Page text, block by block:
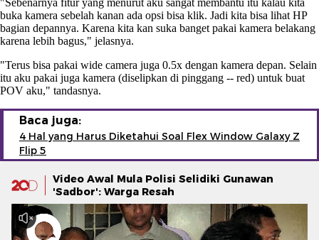
"Sebenarnya fitur yang menurut aku sangat membantu itu kalau kita
buka kamera sebelah kanan ada opsi bisa klik. Jadi kita bisa lihat HP
bagian depannya. Karena kita kan suka banget pakai kamera belakang
karena lebih bagus," jelasnya.
"Terus bisa pakai wide camera juga 0.5x dengan kamera depan. Selain
itu aku pakai juga kamera (diselipkan di pinggang -- red) untuk buat
POV aku," tandasnya.
Baca juga:
4 Hal yang Harus Diketahui Soal Flex Window Galaxy Z
Flip 5
Video Awal Mula Polisi Selidiki Gunawan
'Sadbor': Warga Resah